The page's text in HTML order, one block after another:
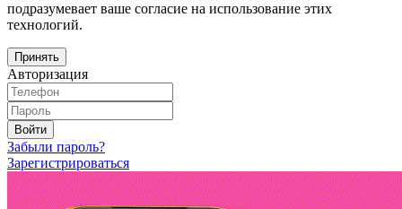
подразумевает ваше согласие на использование этих
технологий.
Принять
Авторизация
Войти
Забыли пароль?
Зарегистрироваться